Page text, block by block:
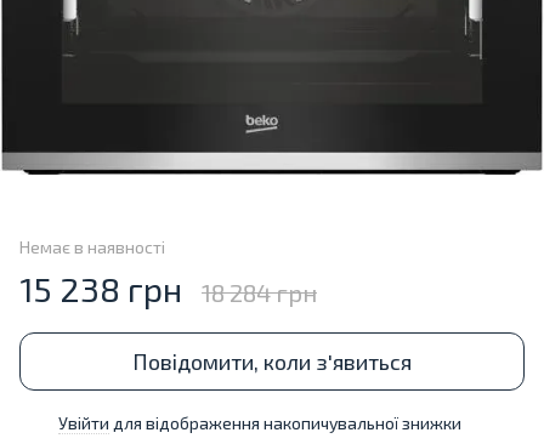
Немає в наявності
15 238 грн 18 284 грн
Повідомити, коли з'явиться
Увійти для відображення накопичувальної знижки